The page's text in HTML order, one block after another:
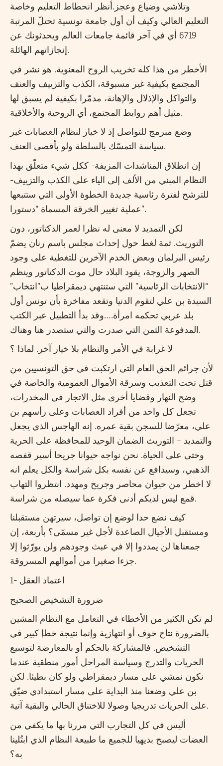
وتلاشي وضياع وعجز.أنظر انحطاط التعليم وخاصة
التعليم العالي وكيف أن أول جامعة تونسية تحتلّ المرتبة
6719 أي في آخر قائمة جامعات العالم ويحدثونك عن
إنجازاتهم الهائلة.
الأخطر من هذا كله تخريب الروح المعنوية. هو نشر في
المجتمع بكيفية غير مسبوقة، الكذب والتزييف والعنف
والتواكل والإذلال والإهانة، مدمّرا بكيفية لم يسبق لها
مثيل أهم روابط المجتمع، أي الروحية والأخلاقية.
وضع مبرمج للتواصل إذ لا خيار لنظام العصابات غير
سياسة التمسّك بالسلطة ولو بأقصى العنف.
إن انطلاق المناشدات المزيفة- ككل شيء متعلّق بهذا
النظام المبني من الألف إلى الياء على الكذب والتزييف-
للترشح لفترة رئاسية جديدة الخطوة الأولى التي ستتبعها
عملية تغيير الخرقة المسماة “دستورا”.
لكن التمديد لا معنى له نظرا لعمر الدكتاتور، دون
التوريث. ثمة لغط حول إحداث مجلس باسم رنان يضمّ
رئيس البرلمان وبعض الخدم الآخرين للتغطية على وجود
الصهر والزوجة، يقود البلاد حال موت الدكتاتور وينظم
“الانتخابات الرئاسية” التي ستنتهي ديمقراطيا ب”انتخاب”
السيدة بن علي لتقوم الدنيا وتقعد مفاخرة بأن تونس أول
بلد عربي تحكمه امرأة….وقد بدأ التطبيل عبر الكتب
المدفوعة الثمن التي صدرت والتي ستصدر هنا وهناك.
لا غرابة في الأمر والنظام بلا خيار آخر. لماذا ؟
لأن جرائم الحق العام التي ارتكبت في حق التونسيين من
قتل تحت التعذيب وسرقة الأموال العمومية والخاصة في
وضح النهار وقضايا أخرى مثل الاتجار في المخدرات،
تجعل كل واحد من أفراد العصابات وعلى رأسهم بن
علي، معرّضا للسجن بقية عمره. إنه الهاجس الذي يجعل
والتمديد – التوريث الضمان الوحيد للمحافظة على الحرية
وحتى على الحياة. نحن نواجه حيوانا جريحا أسير قفصه
الذهبي، وسيدافع عن نفسه بكل شراسة والكل يعلم انه
لا اخطر من حيوان محاصر وجريح ومهدد. انتظروا التهاب
قمع ليس لديكم أدنى فكرة عما سيصله من شراسة.
كيف نضع حدا لوضع إن تواصل، سيرتهن مستقبلنا
ومستقبل الأجيال الصاعدة لأجل غير مسمّى؟ بأربعة، إن
جمعناها لن يمددوا إلا في عبث وجودهم ولن يورّثوا إلا
جزءا صغيرا من أموالهم المسروقة.
1- اعتماد العقل
ضرورة التشخيص الصحيح
لم تكن الكثير من الأخطاء في التعامل مع النظام المشين
بالضرورة نتاج خوف أو انتهازية وإنما نتيجة خطإ كبير في
التشخيص. فالمشاركة بالحكم أو بالمعارضة لتوسيع
الحريات والتدرج وسياسة المراحل أمور منطقية عندما
نكون نمشي على مسار ديمقراطي ولو كان بطيئا. لكن
بن علي وضعنا منذ البداية على مسار استبدادي ضيّق
على الحريات تدريجيا وصولا للاختناق الحالي والبقية آتية.
أليس في كل التجارب التي مررنا بها ما يكفي من
العضات ليصبح بديهيا للجميع ما طبيعة النظام الذي ابتُلينا
به؟